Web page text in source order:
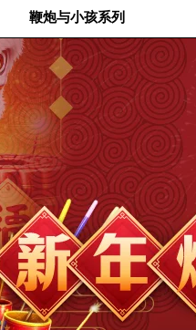
鞭炮与小孩系列